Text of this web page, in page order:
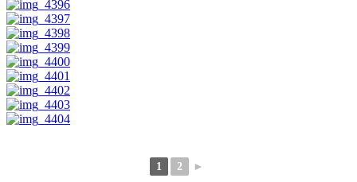
1 2 ►